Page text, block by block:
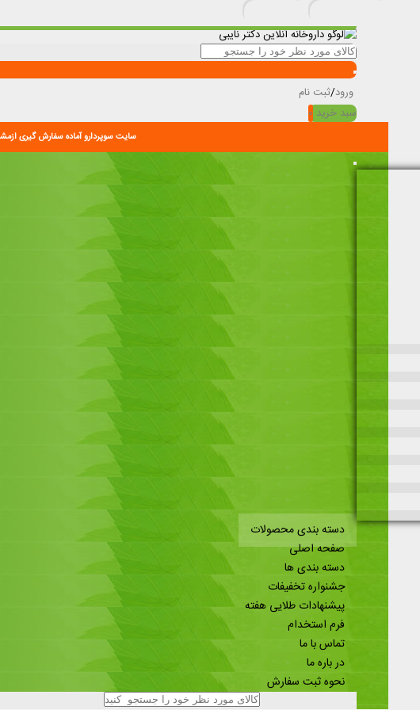
ورود/ثبت نام
سبد خرید 0
سایت سوپردارو آماده سفارش گیری
دسته بندی محصولات
صفحه اصلی
دسته بندی ها
جشنواره تخفیفات
پیشنهادات طلایی هفته
فرم استخدام
تماس با ما
در باره ما
نحوه ثبت سفارش